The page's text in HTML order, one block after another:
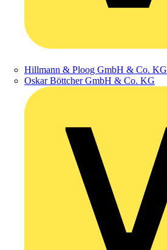
Hillmann & Ploog GmbH & Co. KG
Oskar Böttcher GmbH & Co. KG